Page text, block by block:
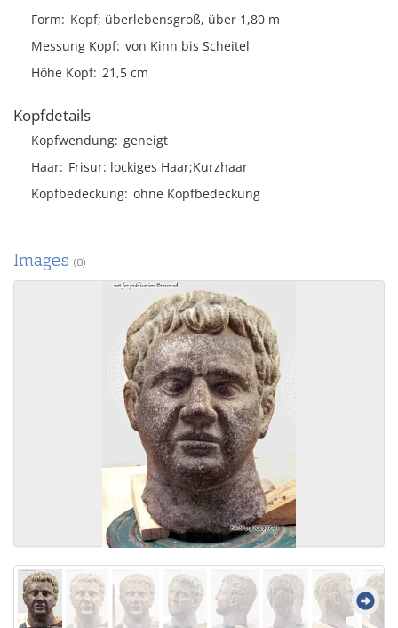
Form
Kopf; überlebensgroß, über 1,80 m
Messung Kopf von Kinn bis Scheitel
Höhe Kopf 21,5 cm
Kopfdetails
Kopfwendung geneigt
Haar Frisur lockiges Haar;Kurzhaar
Kopfbedeckung ohne Kopfbedeckung
Images (8)